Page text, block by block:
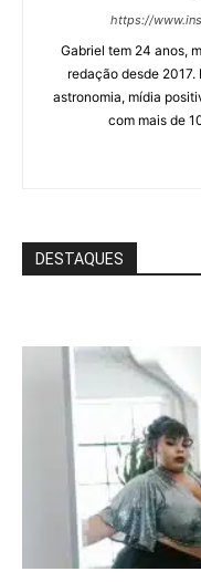
https://
Gabriel tem 24 anos,
redação desde
astronomia, mídia
com mais de
DESTAQUES